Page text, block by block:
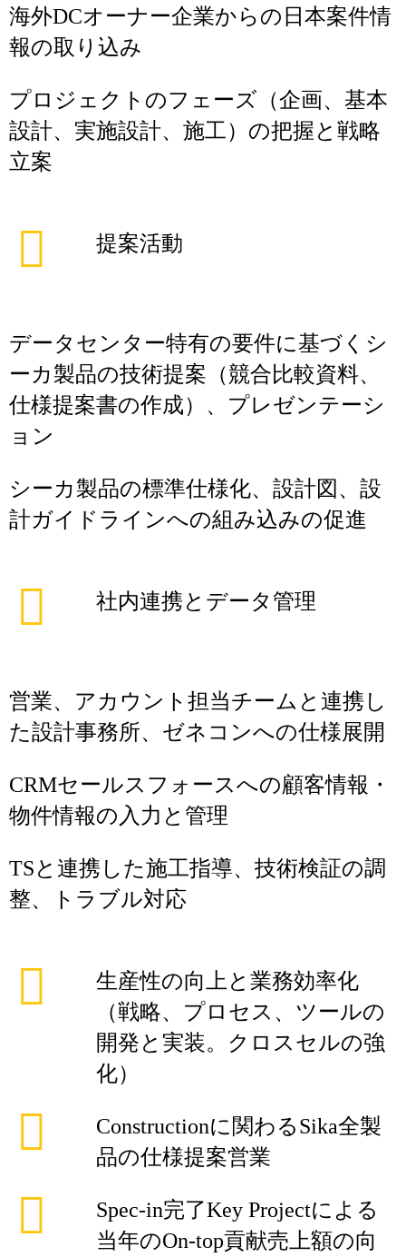
海外DCオーナー企業からの日本案件情
報の取り込み
プロジェクトのフェーズ（企画、基本
設計、実施設計、施工）の把握と戦略
立案
提案活動
データセンター特有の要件に基づくシ
ーカ製品の技術提案（競合比較資料、
仕様提案書の作成）、プレゼンテーシ
ョン
シーカ製品の標準仕様化、設計図、設
計ガイドラインへの組み込みの促進
社内連携とデータ管理
営業、アカウント担当チームと連携し
た設計事務所、ゼネコンへの仕様展開
CRMセールスフォースへの顧客情報・
物件情報の入力と管理
TSと連携した施工指導、技術検証の調
整、トラブル対応
生産性の向上と業務効率化
（戦略、プロセス、ツールの
開発と実装。クロスセルの強
化）
Constructionに関わるSika全製
品の仕様提案営業
Spec-in完了Key Projectによる
当年のOn-top貢献売上額の向